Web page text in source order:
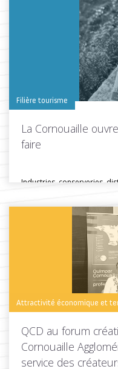
Filière tourisme
La Cornouaille
faire
Industries, conserveries,
Toutes les actus de
Attractivité économique et
QCD au forum
Cornouaille
service des